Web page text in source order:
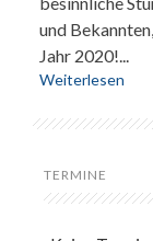
und
Jahr 2020!...
Weiterlesen
TERMINE